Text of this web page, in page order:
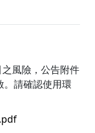
風險，公告附件
。請確認使用環